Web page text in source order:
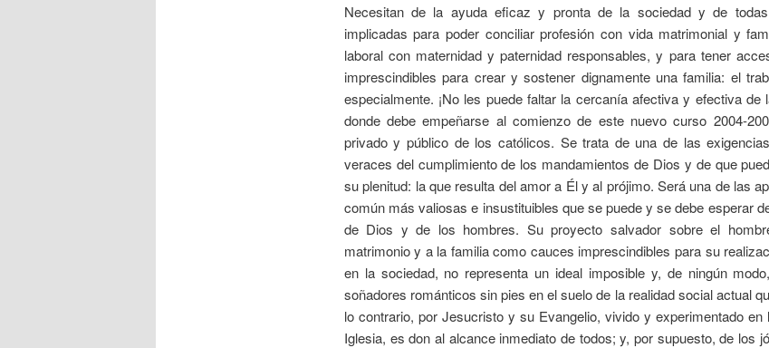
Necesitan de la ayuda eficaz y pronta de la sociedad y de
implicadas para poder conciliar profesión con vida matrimonial y
laboral con maternidad y paternidad responsables, y para tener
imprescindibles para crear y sostener dignamente una familia: el
especialmente. ¡No les puede faltar la cercanía afectiva y efectiva de
donde debe empeñarse al comienzo de este nuevo curso 2004-
privado y público de los católicos. Se trata de una de las
veraces del cumplimiento de los mandamientos de Dios y de que
su plenitud: la que resulta del amor a Él y al prójimo. Será una de las
común más valiosas e insustituibles que se puede y se debe esperar
de Dios y de los hombres. Su proyecto salvador sobre el
matrimonio y a la familia como cauces imprescindibles para su
en la sociedad, no representa un ideal imposible y, de ningún
soñadores románticos sin pies en el suelo de la realidad social actual
lo contrario, por Jesucristo y su Evangelio, vivido y experimentado en
Iglesia, es don al alcance inmediato de todos; y, por supuesto, de los